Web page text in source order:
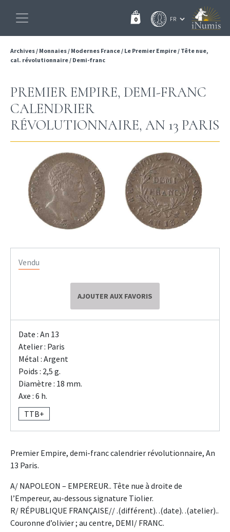
0
Archives/ Monnaies/ Modernes France/ Le Premier Empire/ Tête nue,
cal. révolutionnaire/ Demi-franc
PREMIER EMPIRE, DEMI-FRANC
CALENDRIER
RÉVOLUTIONNAIRE, AN 13 PARIS
Vendu
AJOUTER AUX FAVORIS
Date : An 13
Atelier : Paris
Métal : Argent
Poids : 2,5 g.
Diamètre : 18 mm.
Axe : 6 h.
TTB+
Premier Empire, demi-franc calendrier révolutionnaire, An
13 Paris.
A/ NAPOLEON – EMPEREUR.. Tête nue à droite de
l’Empereur, au-dessous signature Tiolier.
R/ RÉPUBLIQUE FRANÇAISE// .(différent). .(date). .(atelier)..
Couronne d’olivier ; au centre, DEMI/ FRANC.